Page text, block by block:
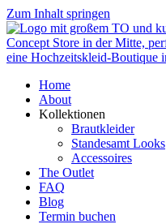
Zum Inhalt springen
Home
About
Kollektionen
Brautkleider
Standesamt Looks
Accessoires
The Outlet
FAQ
Blog
Termin buchen